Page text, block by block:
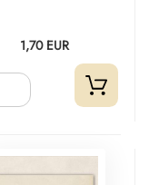
1,70 EUR